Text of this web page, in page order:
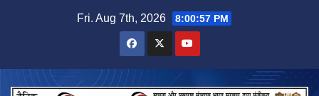
Fri. Aug 7th, 2026 8:00:57 PM